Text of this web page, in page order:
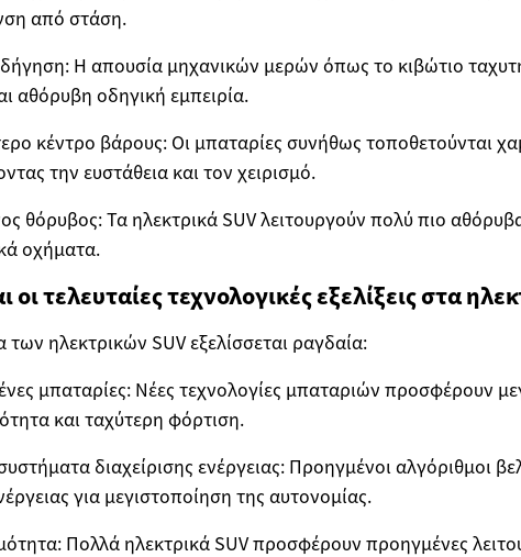
από στάση.
Η απουσία μηχανικών μερών όπως το κιβώτιο
αθόρυβη οδηγική εμπειρία.
κέντρο βάρους: Οι μπαταρίες συνήθως τοποθετούνται
την ευστάθεια και τον χειρισμό.
θόρυβος: Τα ηλεκτρικά SUV λειτουργούν πολύ πιο
οχήματα.
οι τελευταίες τεχνολογικές εξελίξεις στα
των ηλεκτρικών SUV εξελίσσεται ραγδαία:
μπαταρίες: Νέες τεχνολογίες μπαταριών προσφέρουν
και ταχύτερη φόρτιση.
διαχείρισης ενέργειας: Προηγμένοι αλγόριθμοι
για μεγιστοποίηση της αυτονομίας.
Πολλά ηλεκτρικά SUV προσφέρουν προηγμένες